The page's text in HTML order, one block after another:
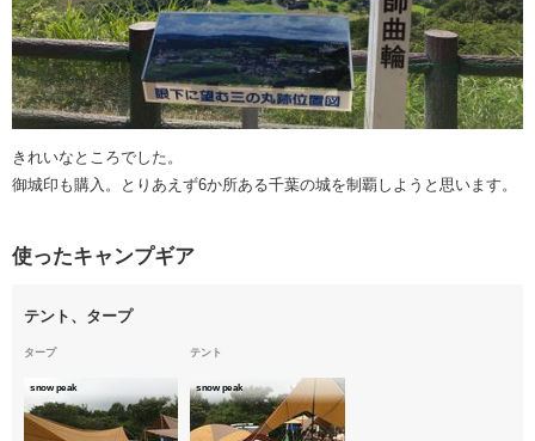
きれいなところでした。
御城印も購入。とりあえず6か所ある千葉の城を制覇しようと思います。
使ったキャンプギア
テント、タープ
タープ
snow peak
テント
snow peak